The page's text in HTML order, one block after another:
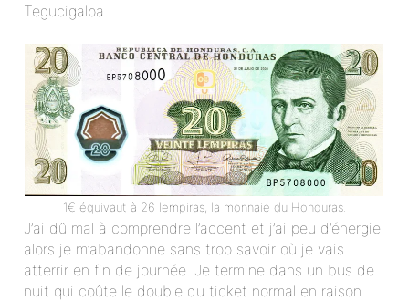
Tegucigalpa.
1€ équivaut à 26 lempiras, la monnaie du Honduras.
J’ai dû mal à comprendre l’accent et j’ai peu d’énergie
alors je m’abandonne sans trop savoir où je vais
atterrir en fin de journée. Je termine dans un bus de
nuit qui coûte le double du ticket normal en raison